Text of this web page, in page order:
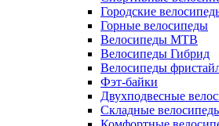
Городские
Горные велосипеды
Велосипеды MTB
Велосипеды Гибрид
Велосипеды
Фэт-байки
Двухподвесные
Складные